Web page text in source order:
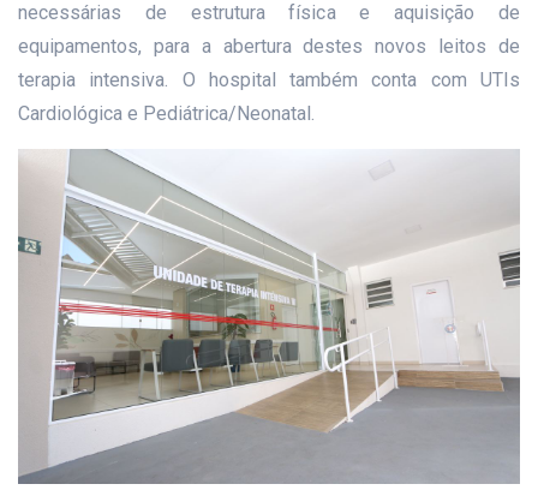
necessárias de estrutura física e aquisição de
equipamentos, para a abertura destes novos leitos de
terapia intensiva. O hospital também conta com UTIs
Cardiológica e Pediátrica/Neonatal.